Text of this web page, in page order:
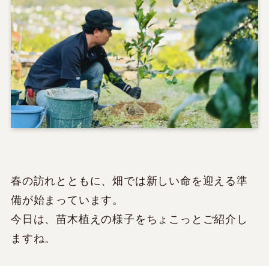
春の訪れとともに、畑では新しい命を迎える準
備が始まっています。
今日は、苗木植えの様子をちょこっとご紹介し
ますね。